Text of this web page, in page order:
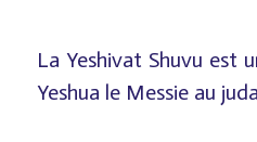
La Yeshivat Shuvu est
Yeshua le Messie au